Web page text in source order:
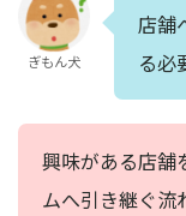
ぎもん犬
店舗
る必
興味がある店舗
ムへ引き継ぐ流